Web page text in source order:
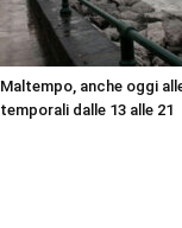
Maltempo, anche oggi
temporali dalle 13 alle 21